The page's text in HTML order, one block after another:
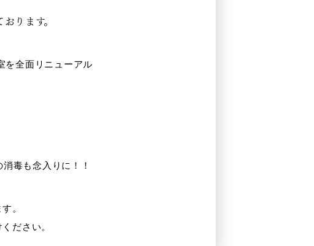
ります。
を全面リニューアル
毒も念入りに！！
。
ださい。